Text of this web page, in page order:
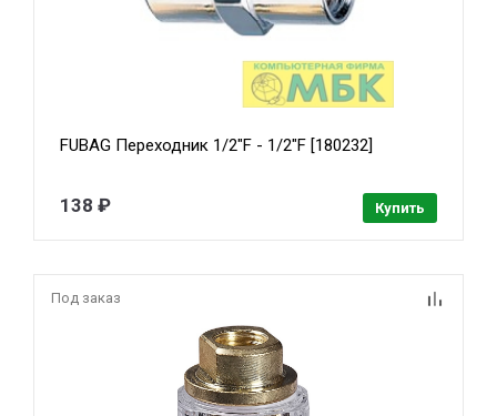
FUBAG Переходник 1/2"F - 1/2"F [180232]
138 ₽ Купить
Под заказ